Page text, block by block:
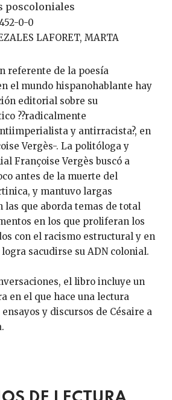
poscoloniales
0-0
LAFORET, MARTA
el mundo hispanohablante hay
editorial sobre su
??radicalmente
y antirracista?, en
Vergès-. La politóloga y
Françoise Vergès buscó a
antes de la muerte del
y mantuvo largas
las que aborda temas de total
en los que proliferan los
con el racismo estructural y en
sacudirse su ADN colonial.
el libro incluye un
en el que hace una lectura
y discursos de Césaire a